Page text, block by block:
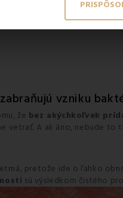
vzniku
že bez akýchkoľvek
vetrať. A ak áno, nebude
pretože ide o ľahko
sú výsledkom čistého